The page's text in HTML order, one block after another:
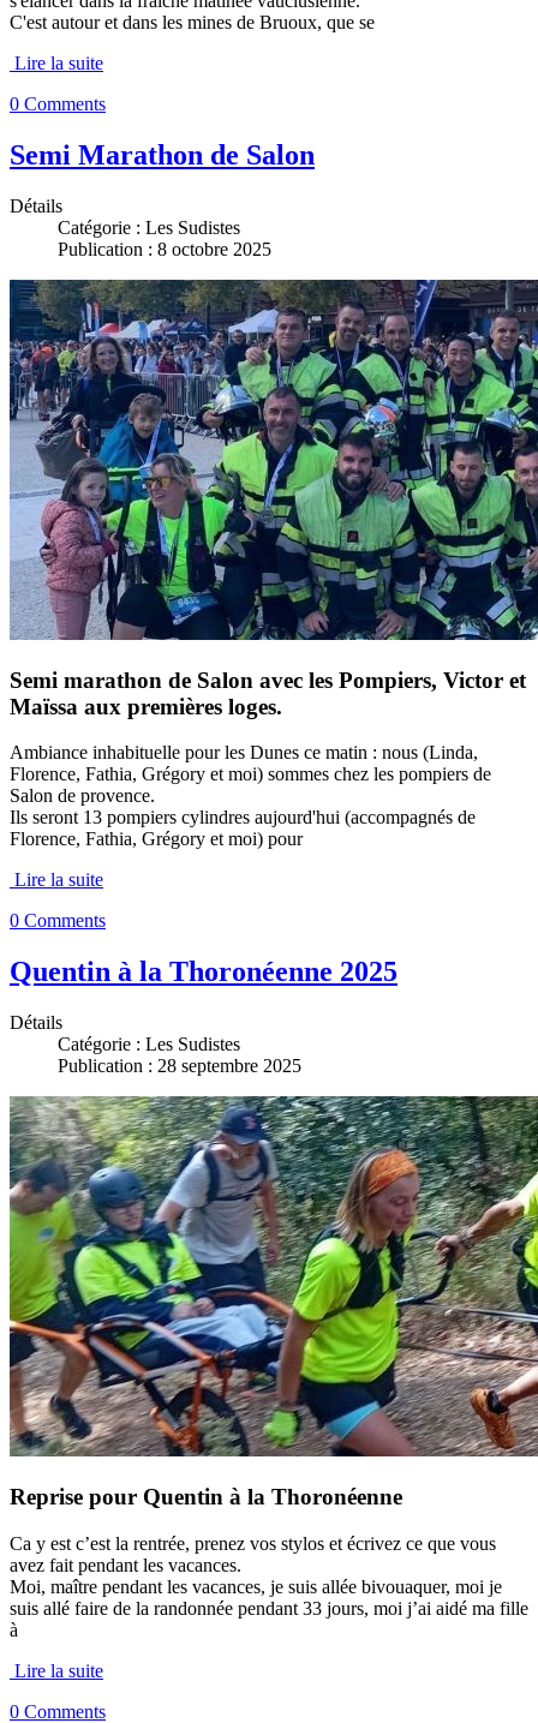
C'est autour et dans les mines de Bruoux, que se
Lire la suite
0 Comments
Semi Marathon de Salon
Détails
Catégorie : Les Sudistes
Publication : 8 octobre 2025
Semi marathon de Salon avec les Pompiers, Victor et
Maïssa aux premières loges.
Ambiance inhabituelle pour les Dunes ce matin : nous (Linda,
Florence, Fathia, Grégory et moi) sommes chez les pompiers de
Salon de provence.
Ils seront 13 pompiers cylindres aujourd'hui (accompagnés de
Florence, Fathia, Grégory et moi) pour
Lire la suite
0 Comments
Quentin à la Thoronéenne 2025
Détails
Catégorie : Les Sudistes
Publication : 28 septembre 2025
Reprise pour Quentin à la Thoronéenne
Ca y est c’est la rentrée, prenez vos stylos et écrivez ce que vous
avez fait pendant les vacances.
Moi, maître pendant les vacances, je suis allée bivouaquer, moi je
suis allé faire de la randonnée pendant 33 jours, moi j’ai aidé ma fille
à
Lire la suite
0 Comments